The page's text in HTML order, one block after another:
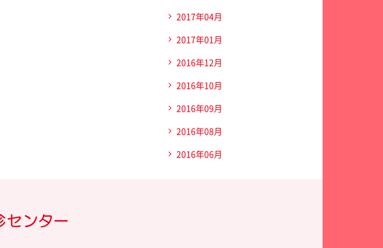
2017年04月
2017年01月
2016年12月
2016年10月
2016年09月
2016年08月
2016年06月